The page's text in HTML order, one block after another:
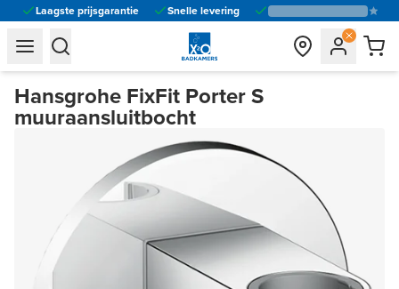
Laagste prijsgarantie Snelle levering
general.navigation.toggle_menu.label
general.navigation.toggle_menu.label
Hansgrohe FixFit Porter S
muuraansluitbocht